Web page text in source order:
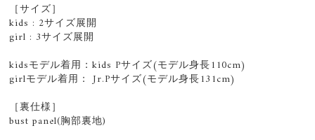
［サイズ］
kids : 2サイズ展開
girl : 3サイズ展開
kidsモデル着用：kids Pサイズ(モデル身長110cm)
girlモデル着用： Jr.Pサイズ(モデル身長131cm)
［裏仕様］
bust panel(胸部裏地)